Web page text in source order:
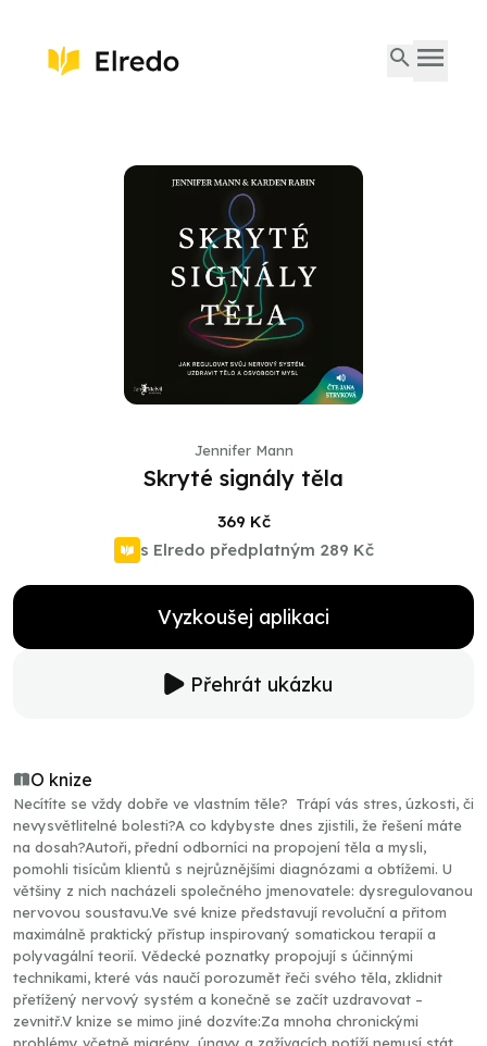
Jennifer Mann
Skryté signály těla
369 Kč
s Elredo předplatným 289 Kč
Vyzkoušej aplikaci
Přehrát ukázku
O knize
Necítíte se vždy dobře ve vlastním těle? Trápí vás stres, úzkosti, či
nevysvětlitelné bolesti?A co kdybyste dnes zjistili, že řešení máte
na dosah?Autoři, přední odborníci na propojení těla a mysli,
pomohli tisícům klientů s nejrůznějšími diagnózami a obtížemi. U
většiny z nich nacházeli společného jmenovatele: dysregulovanou
nervovou soustavu.Ve své knize představují revoluční a přitom
maximálně praktický přístup inspirovaný somatickou terapií a
polyvagální teorií. Vědecké poznatky propojují s účinnými
technikami, které vás naučí porozumět řeči svého těla, zklidnit
přetížený nervový systém a konečně se začít uzdravovat –
zevnitř.V knize se mimo jiné dozvíte:Za mnoha chronickými